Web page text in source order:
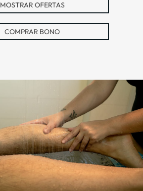
MOSTRAR OFERTAS
COMPRAR BONO